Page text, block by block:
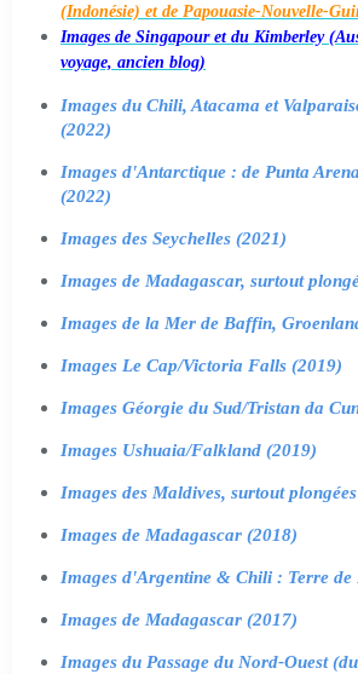
(Indonésie) et de Papouasie-Nouvelle-
Images de Singapour et du Kimberley
voyage, ancien blog)
Images du Chili, Atacama et
(2022)
Images d'Antarctique : de Punta
(2022)
Images des Seychelles (2021)
Images de Madagascar, surtout
Images de la Mer de Baffin,
Images Le Cap/Victoria Falls (2019)
Images Géorgie du Sud/Tristan da
Images Ushuaia/Falkland (2019)
Images des Maldives, surtout
Images de Madagascar (2018)
Images d'Argentine & Chili : Terre de
Images de Madagascar (2017)
Images du Passage du Nord-Ouest